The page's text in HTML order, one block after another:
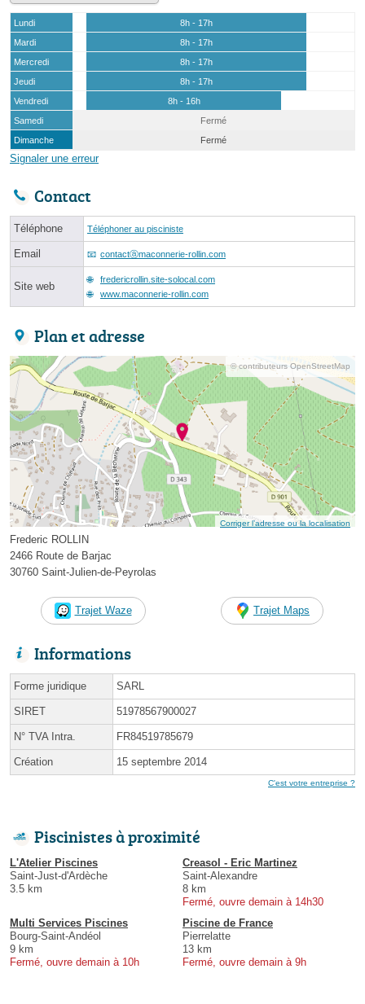
Lundi
8h - 17h
Mardi
8h - 17h
Mercredi
8h - 17h
Jeudi
8h - 17h
Vendredi
8h - 16h
Samedi
Fermé
Dimanche
Fermé
Signaler une erreur
Contact
Téléphone Téléphoner au pisciniste
Email contactⓐmaconnerie-rollin.com
Site web
fredericrollin.site-solocal.com
www.maconnerie-rollin.com
Plan et adresse
© contributeurs OpenStreetMap
Corriger l’adresse ou la localisation
Frederic ROLLIN
2466 Route de Barjac
30760 Saint-Julien-de-Peyrolas
Trajet Waze Trajet Maps
Informations
Forme juridique SARL
SIRET 51978567900027
N° TVA Intra. FR84519785679
Création 15 septembre 2014
C'est votre entreprise ?
Piscinistes à proximité
L'Atelier Piscines
Saint-Just-d'Ardèche
3.5 km
Creasol - Eric Martinez
Saint-Alexandre
8 km
Fermé, ouvre demain à 14h30
Multi Services Piscines
Bourg-Saint-Andéol
9 km
Fermé, ouvre demain à 10h
Piscine de France
Pierrelatte
13 km
Fermé, ouvre demain à 9h